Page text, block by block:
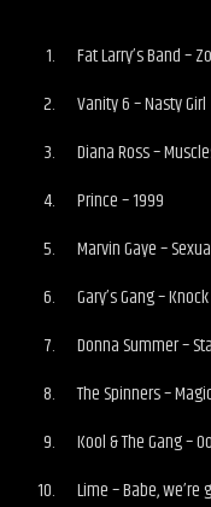
Fat Larry’s Band –
Vanity 6 – Nasty Girl
Diana Ross –
Prince – 1999
Marvin Gaye –
Gary’s Gang –
Donna Summer –
The Spinners –
Kool & The Gang –
Lime – Babe,